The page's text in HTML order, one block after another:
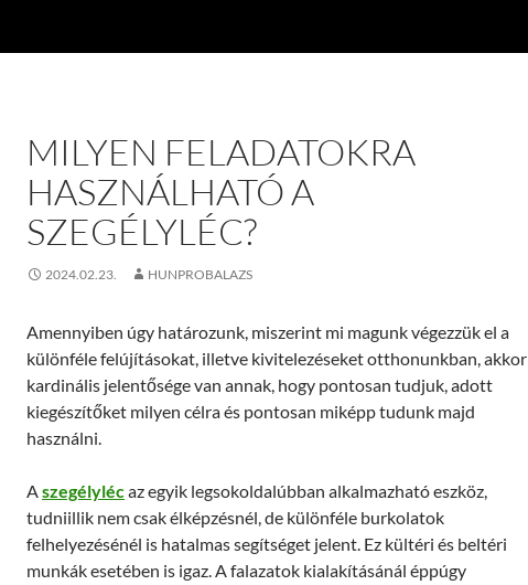
MILYEN FELADATOKRA
HASZNÁLHATÓ A
SZEGÉLYLÉC?
2024.02.23. HUNPROBALAZS
Amennyiben úgy határozunk, miszerint mi magunk végezzük el a
különféle felújításokat, illetve kivitelezéseket otthonunkban, akkor
kardinális jelentősége van annak, hogy pontosan tudjuk, adott
kiegészítőket milyen célra és pontosan miképp tudunk majd
használni.
Aszegélylécaz egyik legsokoldalúbban alkalmazható eszköz,
tudniillik nem csak élképzésnél, de különféle burkolatok
felhelyezésénél is hatalmas segítséget jelent. Ez kültéri és beltéri
munkák esetében is igaz. A falazatok kialakításánál éppúgy